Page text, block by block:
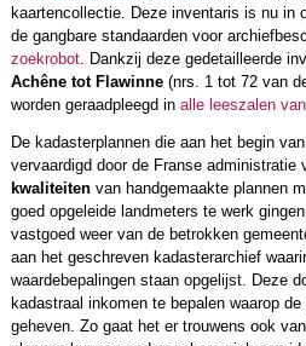
kaartencollectie. Deze inventaris is nu in
de gangbare standaarden voor
zoekrobot. Dankzij deze gedetailleerde
Achêne tot Flawinne(nrs. 1 tot 72 van
worden geraadpleegd in alle leeszalen
De kadasterplannen die aan het begin
vervaardigd door de Franse administratie
kwaliteitenvan handgemaakte plannen
goed opgeleide landmeters te werk
vastgoed weer van de betrokken
aan het geschreven kadasterarchief
waardebepalingen staan opgelijst. Deze
kadastraal inkomen te bepalen waarop
geheven. Zo gaat het er trouwens ook